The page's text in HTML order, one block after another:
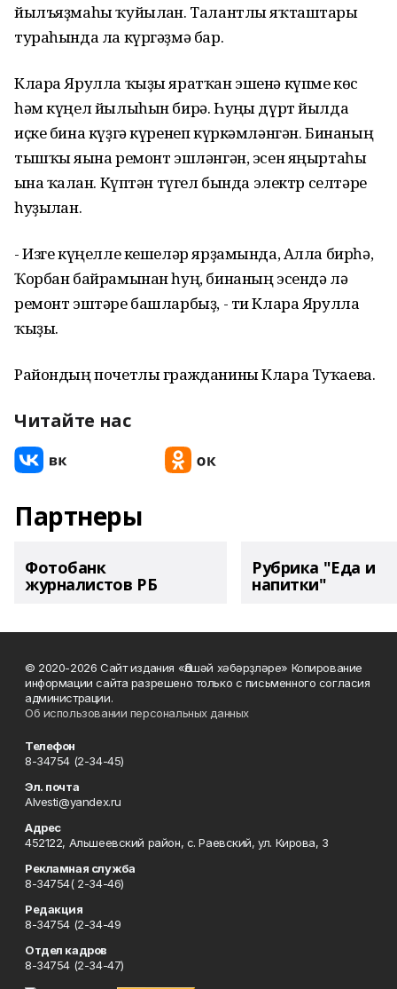
йылъяҙмаһы ҡуйылған. Талантлы яҡташтары
тураһында ла күргәҙмә бар.
Клара Ярулла ҡыҙы яратҡан эшенә күпме көс
һәм күңел йылыһын бирә. Һуңғы дүрт йылда
иҫке бина күҙгә күренеп күркәмләнгән. Бинаның
тышҡы яғына ремонт эшләнгән, эсен яңыртаһы
ғына ҡалған. Күптән түгел бында электр селтәре
һуҙылған.
- Изге күңелле кешеләр ярҙамында, Алла бирһә,
Ҡорбан байрамынан һуң, бинаның эсендә лә
ремонт эштәре башларбыҙ, - ти Клара Ярулла
ҡыҙы.
Райондың почетлы гражданины Клара Туҡаева.
Читайте нас
Партнеры
Фотобанк
журналистов РБ
Рубрика "Еда и
напитки"
© 2020-2026 Сайт издания «Әлшәй хәбәрҙләре» Копирование
информации сайта разрешено только с письменного согласия
администрации.
Об использовании персональных данных
Телефон
8-34754 (2-34-45)
Эл. почта
Alvesti@yandex.ru
Адрес
452122, Альшеевский район, с. Раевский, ул. Кирова, 3
Рекламная служба
8-34754( 2-34-46)
Редакция
8-34754 (2-34-49
Отдел кадров
8-34754 (2-34-47)